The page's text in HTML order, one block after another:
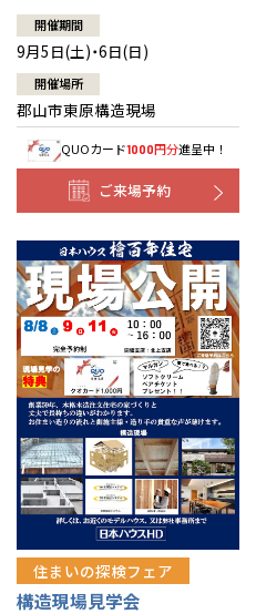
開催期間
9月5日(土)・6日(日)
開催場所
郡山市東原構造現場
QUOカード1000円分進呈中！
ご来場予約
住まいの探検フェア
構造現場見学会